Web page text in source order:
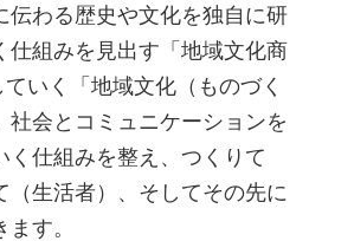
伝わる歴史や文化を独自に研
仕組みを見出す「地域文化商
いく「地域文化（ものづく
社会とコミュニケーションを
仕組みを整え、つくりて
（生活者）、そしてその先に
す。